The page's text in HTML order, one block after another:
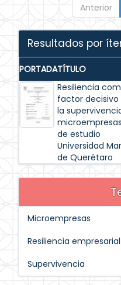
Anterior
Resultados por
PORTADATÍTULO
Resiliencia
factor decisivo
la
de estudio
Universidad
de Querétaro
Microempresas
Resiliencia empresarial
Supervivencia